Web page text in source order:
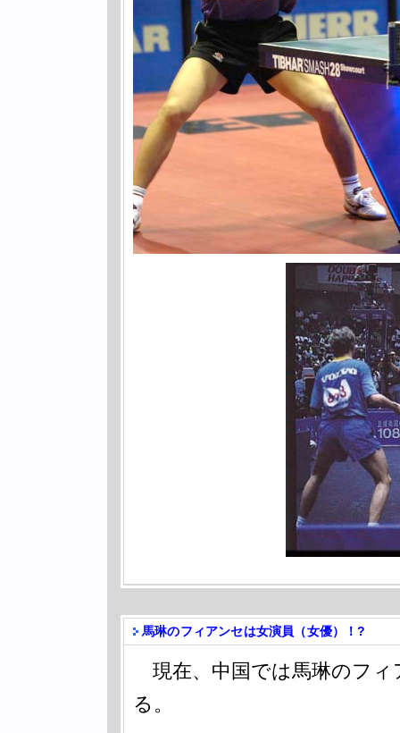
馬琳のフィアンセは女演員（女優）！?
現在、中国では馬琳のフ
る。